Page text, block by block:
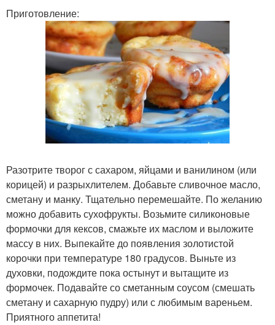
Приготовление:
Разотрите творог с сахаром, яйцами и ванилином (или
корицей) и разрыхлителем. Добавьте сливочное масло,
сметану и манку. Тщательно перемешайте. По желанию
можно добавить сухофрукты. Возьмите силиконовые
формочки для кексов, смажьте их маслом и выложите
массу в них. Выпекайте до появления золотистой
корочки при температуре 180 градусов. Выньте из
духовки, подождите пока остынут и вытащите из
формочек. Подавайте со сметанным соусом (смешать
сметану и сахарную пудру) или с любимым вареньем.
Приятного аппетита!